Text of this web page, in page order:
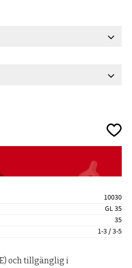
Lägg
10030
GL 35
35
1-3 / 3-5
och tillgänglig i